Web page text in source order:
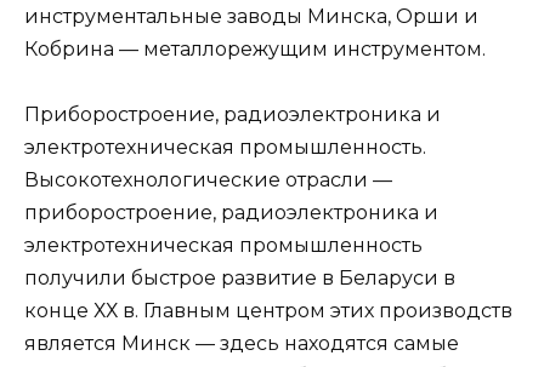
инструментальные заводы Минска, Орши и
Кобрина — металлорежущим инструментом.
Приборостроение, радиоэлектроника и
электротехническая промышленность.
Высокотехнологические отрасли —
приборостроение, радиоэлектроника и
электротехническая промышленность
получили быстрое развитие в Беларуси в
конце ХХ в. Главным центром этих производств
является Минск — здесь находятся самые